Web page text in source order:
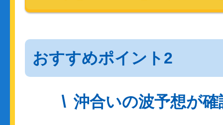
おすすめポイント2
沖合いの波予想が